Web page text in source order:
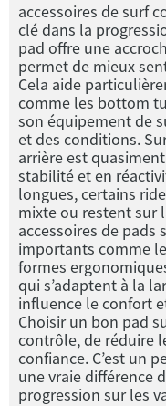
accessoires de surf
clé dans la
pad offre une
permet de mieux
Cela aide
comme les bottom
son équipement de
et des conditions.
arrière est
stabilité et en
longues, certains
mixte ou restent sur
accessoires de pads
importants comme
formes
qui s’adaptent à la
influence le confort
Choisir un bon pad
contrôle, de réduire
confiance. C’est un
une vraie différence
progression sur les